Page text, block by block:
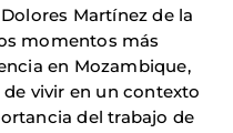
Martínez de la
momentos más
en Mozambique,
vivir en un contexto
del trabajo de